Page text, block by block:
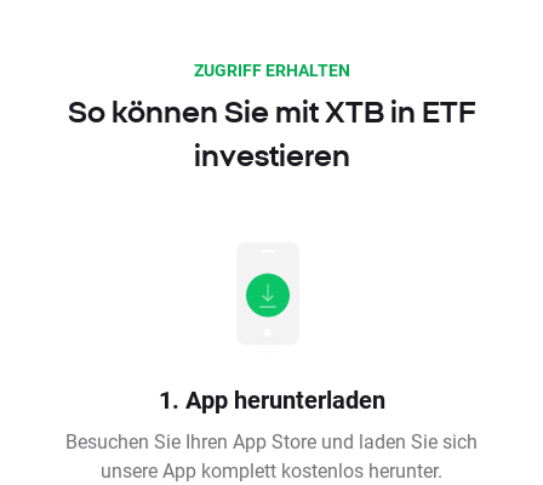
ZUGRIFF ERHALTEN
So können Sie mit XTB in ETF
investieren
1. App herunterladen
Besuchen Sie Ihren App Store und laden Sie sich
unsere App komplett kostenlos herunter.